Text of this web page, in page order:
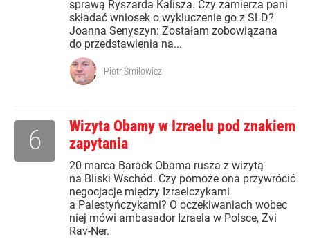
sprawą Ryszarda Kalisza. Czy zamierza pani
składać wniosek o wykluczenie go z SLD?
Joanna Senyszyn: Zostałam zobowiązana
do przedstawienia na...
Piotr Śmiłowicz
Wizyta Obamy w Izraelu pod znakiem
zapytania
20 marca Barack Obama rusza z wizytą
na Bliski Wschód. Czy pomoże ona przywrócić
negocjacje między Izraelczykami
a Palestyńczykami? O oczekiwaniach wobec
niej mówi ambasador Izraela w Polsce, Zvi
Rav-Ner.
6